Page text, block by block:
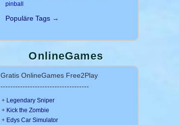
pinball
Populäre Tags →
OnlineGames
Gratis OnlineGames Free2Play
------------------------------------
+ Legendary Sniper
+ Kick the Zombie
+ Edys Car Simulator